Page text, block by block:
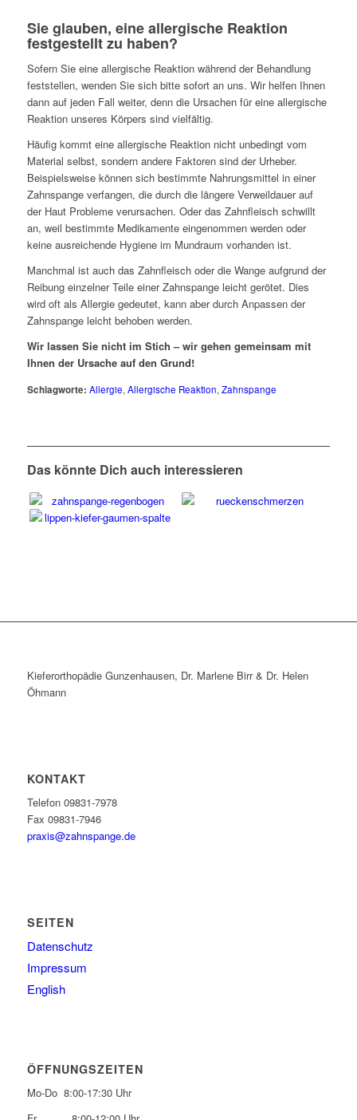
Sie glauben, eine allergische Reaktion
festgestellt zu haben?
Sofern Sie eine allergische Reaktion während der Behandlung
feststellen, wenden Sie sich bitte sofort an uns. Wir helfen Ihnen
dann auf jeden Fall weiter, denn die Ursachen für eine allergische
Reaktion unseres Körpers sind vielfältig.
Häufig kommt eine allergische Reaktion nicht unbedingt vom
Material selbst, sondern andere Faktoren sind der Urheber.
Beispielsweise können sich bestimmte Nahrungsmittel in einer
Zahnspange verfangen, die durch die längere Verweildauer auf
der Haut Probleme verursachen. Oder das Zahnfleisch schwillt
an, weil bestimmte Medikamente eingenommen werden oder
keine ausreichende Hygiene im Mundraum vorhanden ist.
Manchmal ist auch das Zahnfleisch oder die Wange aufgrund der
Reibung einzelner Teile einer Zahnspange leicht gerötet. Dies
wird oft als Allergie gedeutet, kann aber durch Anpassen der
Zahnspange leicht behoben werden.
Wir lassen Sie nicht im Stich – wir gehen gemeinsam mit
Ihnen der Ursache auf den Grund!
Schlagworte: Allergie, Allergische Reaktion, Zahnspange
Das könnte Dich auch interessieren
Kieferorthopädie Gunzenhausen, Dr. Marlene Birr & Dr. Helen
Öhmann
KONTAKT
Telefon 09831-7978
Fax 09831-7946
praxis@zahnspange.de
SEITEN
Datenschutz
Impressum
English
ÖFFNUNGSZEITEN
Mo-Do 8:00-17:30 Uhr